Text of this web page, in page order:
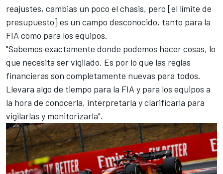
reajustes, cambias un poco el chasis, pero [el límite de
presupuesto] es un campo desconocido, tanto para la
FIA como para los equipos.
"Sabemos exactamente donde podemos hacer cosas, lo
que necesita ser vigilado. Es por lo que las reglas
financieras son completamente nuevas para todos.
Llevara algo de tiempo para la FIA y para los equipos a
la hora de conocerla, interpretarla y clarificarla para
vigilarlas y monitorizarla".